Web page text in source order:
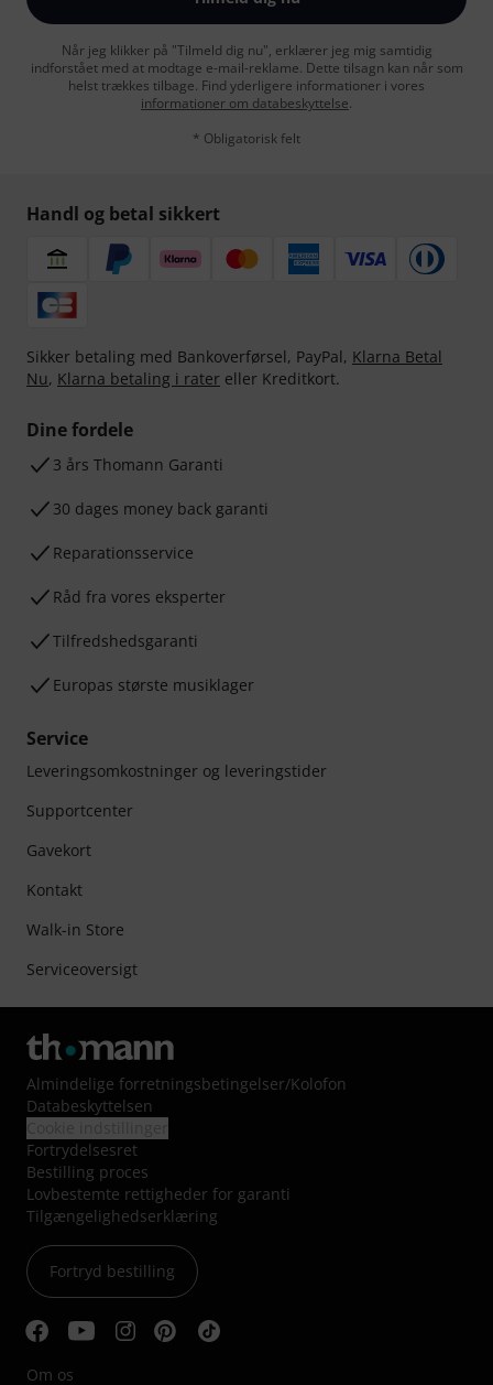
Når jeg klikker på "Tilmeld dig nu", erklærer jeg mig samtidig
indforstået med at modtage e-mail-reklame. Dette tilsagn kan når som
helst trækkes tilbage. Find yderligere informationer i vores
informationer om databeskyttelse.
* Obligatorisk felt
Handl og betal sikkert
Sikker betaling med Bankoverførsel, PayPal, Klarna Betal
Nu, Klarna betaling i rater eller Kreditkort.
Dine fordele
3 års Thomann Garanti
30 dages money back garanti
Reparationsservice
Råd fra vores eksperter
Tilfredshedsgaranti
Europas største musiklager
Service
Leveringsomkostninger og leveringstider
Supportcenter
Gavekort
Kontakt
Walk-in Store
Serviceoversigt
Almindelige forretningsbetingelser/Kolofon
Databeskyttelsen
Fortrydelsesret
Bestilling proces
Lovbestemte rettigheder for garanti
Tilgængelighedserklæring
Fortryd bestilling
Om os